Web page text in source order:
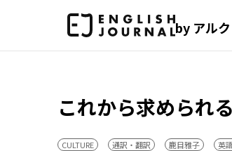
by アルク
これから求められ
CULTURE 通訳・翻訳 鹿目雅子 英